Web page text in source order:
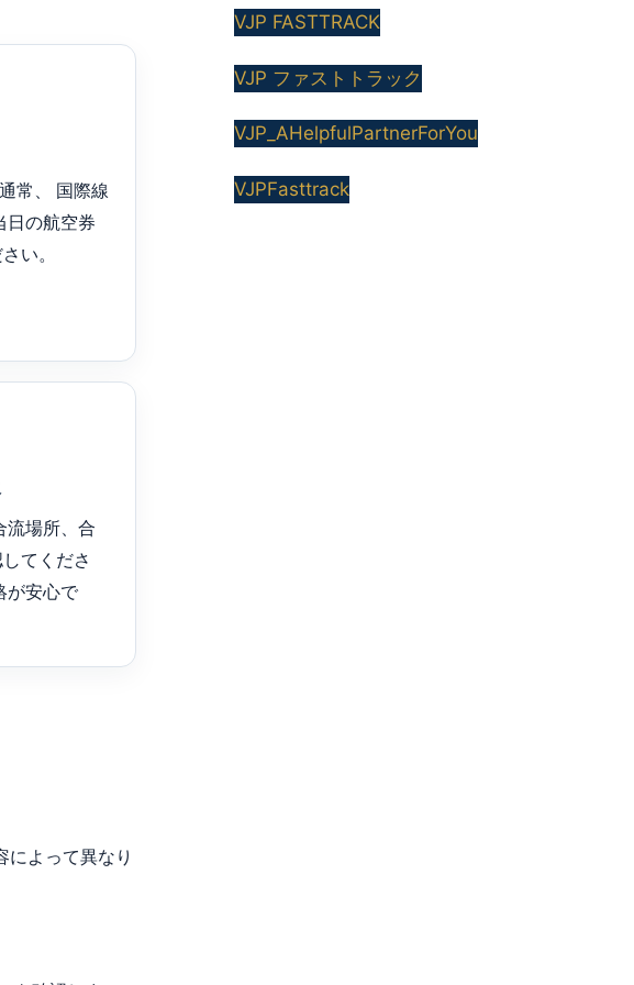
常、 国際線
日の航空券
い。
流場所、合
てくださ
が安心で
によって異なり
VJP FASTTRACK
VJP ファストトラック
VJP_AHelpfulPartnerForYou
VJPFasttrack